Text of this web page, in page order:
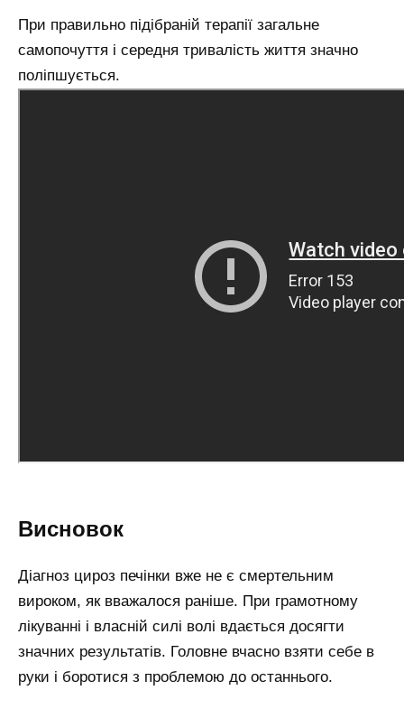
При правильно підібраній терапії загальне
самопочуття і середня тривалість життя значно
поліпшується.
Висновок
Діагноз цироз печінки вже не є смертельним
вироком, як вважалося раніше. При грамотному
лікуванні і власній силі волі вдається досягти
значних результатів. Головне вчасно взяти себе в
руки і боротися з проблемою до останнього.